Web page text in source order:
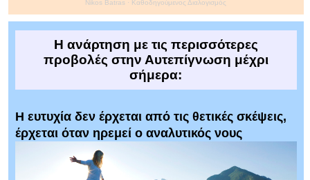
Nikos Batras · Καθοδηγούμενος Διαλογισμός
Η ανάρτηση με τις περισσότερες
προβολές στην Αυτεπίγνωση μέχρι
σήμερα:
Η ευτυχία δεν έρχεται από τις θετικές σκέψεις,
έρχεται όταν ηρεμεί ο αναλυτικός νους